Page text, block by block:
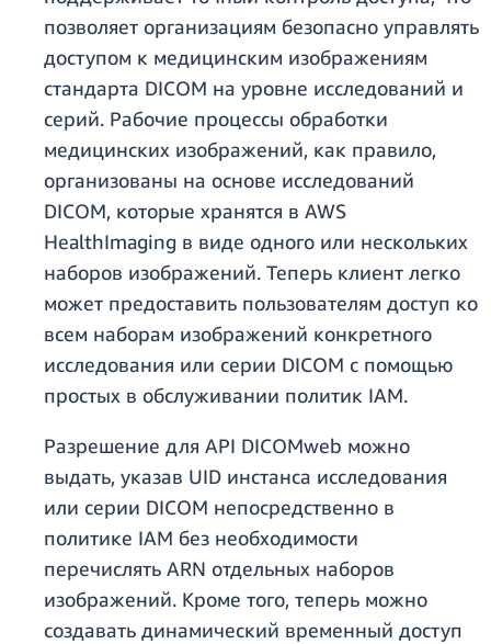
позволяет организациям безопасно управлять
доступом к медицинским изображениям
стандарта DICOM на уровне исследований и
серий. Рабочие процессы обработки
медицинских изображений, как правило,
организованы на основе исследований
DICOM, которые хранятся в AWS
HealthImaging в виде одного или нескольких
наборов изображений. Теперь клиент легко
может предоставить пользователям доступ ко
всем наборам изображений конкретного
исследования или серии DICOM с помощью
простых в обслуживании политик IAM.
Разрешение для API DICOMweb можно
выдать, указав UID инстанса исследования
или серии DICOM непосредственно в
политике IAM без необходимости
перечислять ARN отдельных наборов
изображений. Кроме того, теперь можно
создавать динамический временный доступ